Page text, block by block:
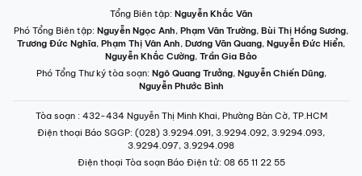
Tổng Biên tập: Nguyễn Khắc Văn
Phó Tổng Biên tập: Nguyễn Ngọc Anh, Phạm Văn Trường, Bùi Thị Hồng Sương,
Trương Đức Nghĩa, Phạm Thị Vân Anh, Dương Văn Quang, Nguyễn Đức Hiển,
Nguyễn Khắc Cường, Trần Gia Bảo
Phó Tổng Thư ký tòa soạn: Ngô Quang Trưởng, Nguyễn Chiến Dũng,
Nguyễn Phước Bình
Tòa soạn : 432-434 Nguyễn Thị Minh Khai, Phường Bàn Cờ, TP.HCM
Điện thoại Báo SGGP: (028) 3.9294.091, 3.9294.092, 3.9294.093,
3.9294.097, 3.9294.098
Điện thoại Tòa soạn Báo Điện tử: 08 65 11 22 55